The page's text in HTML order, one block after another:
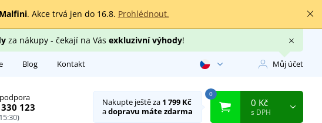
Malfini. Akce trvá jen do 16.8. Prohlédnout.
za nákupy - čekají na Vás exkluzivní výhody!
Blog Kontakt Můj účet
123 Nakupte ještě za 1 799 Kč
adopravu máte zdarma
0
0 Kč
s DPH